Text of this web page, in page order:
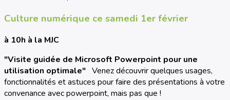
Culture numérique ce samedi 1er février
à 10h à la MJC
"Visite guidée de Microsoft Powerpoint pour une
utilisation optimale" Venez découvrir quelques usages,
fonctionnalités et astuces pour faire des présentations à votre
convenance avec powerpoint, mais pas que !